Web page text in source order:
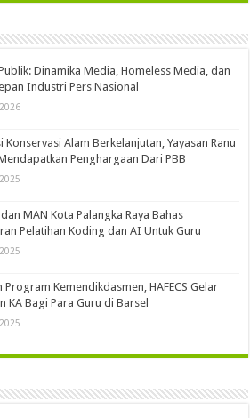
Dinamika Media, Homeless Media, dan
Industri Pers Nasional
Konservasi Alam Berkelanjutan, Yayasan Ranu
Penghargaan Dari PBB
dan MAN Kota Palangka Raya Bahas
Pelatihan Koding dan AI Untuk Guru
Program Kemendikdasmen, HAFECS Gelar
KA Bagi Para Guru di Barsel